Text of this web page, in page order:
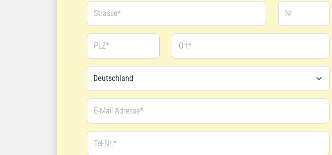
Strasse* Nr
PLZ* Ort*
E-Mail Adresse*
Tel-Nr.*